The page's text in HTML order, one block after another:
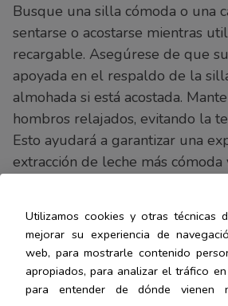
Busque una silla cómoda o una
sentarse o acostarse mientras
recargable. Asegúrese de que
apoyada en el respaldo de la
almohada si está acostada.
hombros relajados, evitando la
Esto ayudará a garantizar una
extracción de leche más cómoda
5
Paso 5:
producción
Utilizamos cookies y otras técnicas
mejorar su experiencia de
web, para mostrarle contenido
apropiados, para analizar el tráfico
para entender de dónde vienen